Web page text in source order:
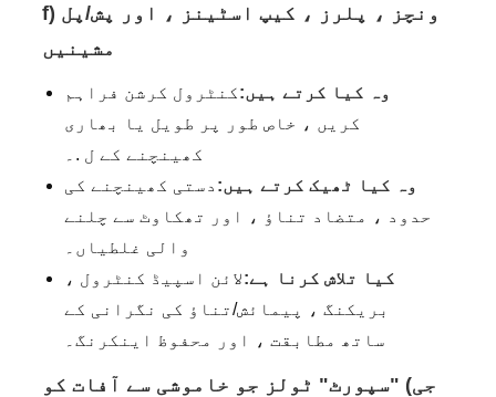
f) ونچز ، پلرز ، کیپ اسٹینز ، اور پش/پل
مشینیں
وہ کیا کرتے ہیں:کنٹرول کرشن فراہم
کریں ، خاص طور پر طویل یا بھاری
کھینچنے کے ل .۔
وہ کیا ٹھیک کرتے ہیں: دستی کھینچنے کی
حدود ، متضاد تناؤ ، اور تھکاوٹ سے چلنے
والی غلطیاں۔
کیا تلاش کرنا ہے:لائن اسپیڈ کنٹرول ،
بریکنگ ، پیمائش/تناؤ کی نگرانی کے
ساتھ مطابقت ، اور محفوظ اینکرنگ۔
جی) "سپورٹ" ٹولز جو خاموشی سے آفات کو